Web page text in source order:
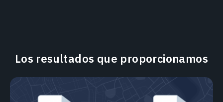
Los resultados que proporcionamos